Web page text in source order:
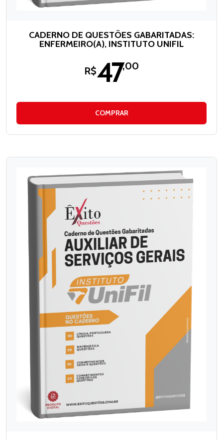
CADERNO DE QUESTÕES GABARITADAS:
ENFERMEIRO(A), INSTITUTO UNIFIL
R$47,00
COMPRAR